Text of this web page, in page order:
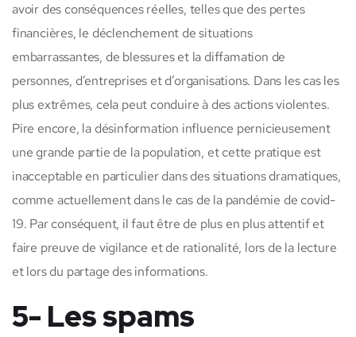
avoir des conséquences réelles, telles que des pertes
financières, le déclenchement de situations
embarrassantes, de blessures et la diffamation de
personnes, d’entreprises et d’organisations. Dans les cas les
plus extrêmes, cela peut conduire à des actions violentes.
Pire encore, la désinformation influence pernicieusement
une grande partie de la population, et cette pratique est
inacceptable en particulier dans des situations dramatiques,
comme actuellement dans le cas de la pandémie de covid-
19. Par conséquent, il faut être de plus en plus attentif et
faire preuve de vigilance et de rationalité, lors de la lecture
et lors du partage des informations.
5- Les spams